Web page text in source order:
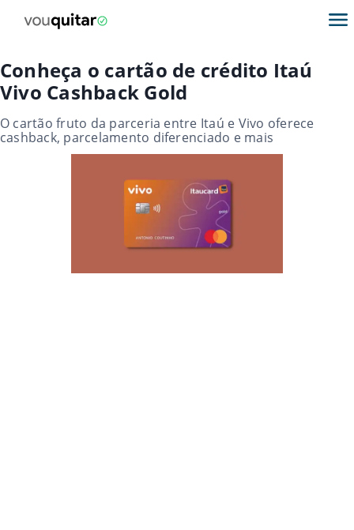
Conheça o cartão de crédito Itaú
Vivo Cashback Gold
O cartão fruto da parceria entre Itaú e Vivo oferece
cashback, parcelamento diferenciado e mais